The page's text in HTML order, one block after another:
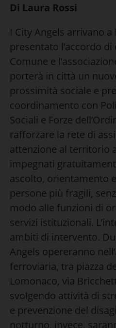
Di Laura Rossi
I City Angels arrivano a
presentato l’accordo
Comune e
porterà in città un
prossimità sociale e
coordinamento con
Sociali e Forze
rafforzare la rete di
attenzione al territorio
impegnati
ascolto, orientamento
persone più fragili,
modo alle funzioni di
servizi istituzionali.
ambiti di intervento.
Angels opereranno
ferroviaria, tra piazza
Lomonaco, via
svolgendo attività di
e prevenzione del
notturno, invece,